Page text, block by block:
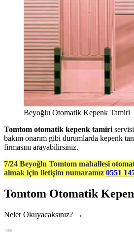
Beyoğlu Otomatik Kepenk Tamiri
Tomtom otomatik kepenk tamiri
bakım onarım gibi durumlarda kepenk
firmasını arayabilirsiniz.
7/24 Beyoğlu Tomtom mahallesi
almak için iletişim numaramız 0551
Tomtom Otomatik
Neler Okuyacaksınız? →